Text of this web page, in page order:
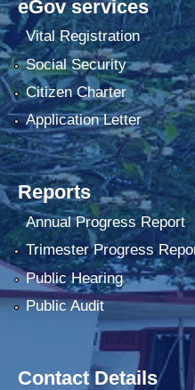
eGov services
Vital Registration
Social Security
Citizen Charter
Application Letter
Reports
Annual Progress Report
Trimester Progress
Public Hearing
Public Audit
Contact Details